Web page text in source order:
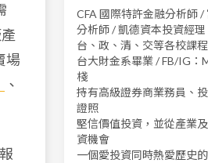
場
、
CFA 國際特許金融分析師 /
分析師 / 凱德資本投資經理
台、政、清、交等各校課
台大財金系畢業 / FB/IG：
棧
持有高級證券商業務員、
證照
堅信價值投資，並從產業
資機會
一個愛投資同時熱愛歷史